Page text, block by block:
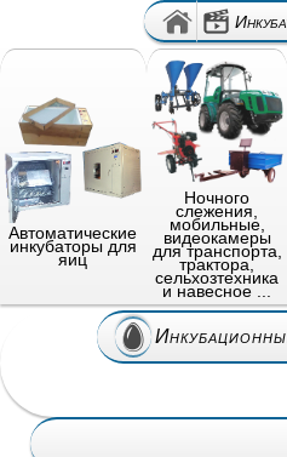
Автоматические
инкубаторы для
яиц
Ночного
слежения,
мобильные,
видеокамеры
для транспорта,
трактора,
сельхозтехника
и навесное ...